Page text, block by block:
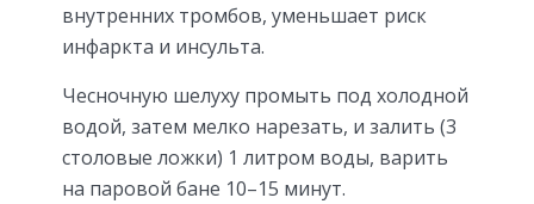
внутренних тромбов, уменьшает риск
инфаркта и инсульта.
Чесночную шелуху промыть под холодной
водой, затем мелко нарезать, и залить (3
столовые ложки) 1 литром воды, варить
на паровой бане 10–15 минут.